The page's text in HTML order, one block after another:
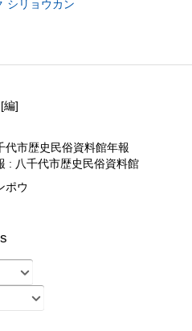
シリョウカン
編]
代市歴史民俗資料館年報
: 八千代市歴史民俗資料館
ポウ